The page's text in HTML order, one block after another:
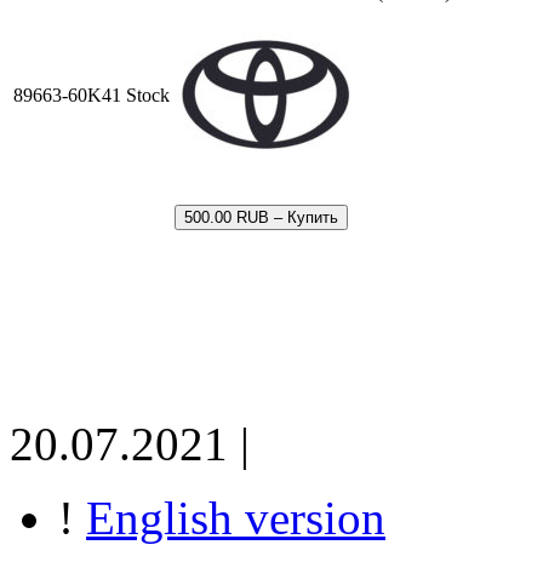
89663-60K41 Stock
500.00 RUB – Купить
20.07.2021 |
! English version